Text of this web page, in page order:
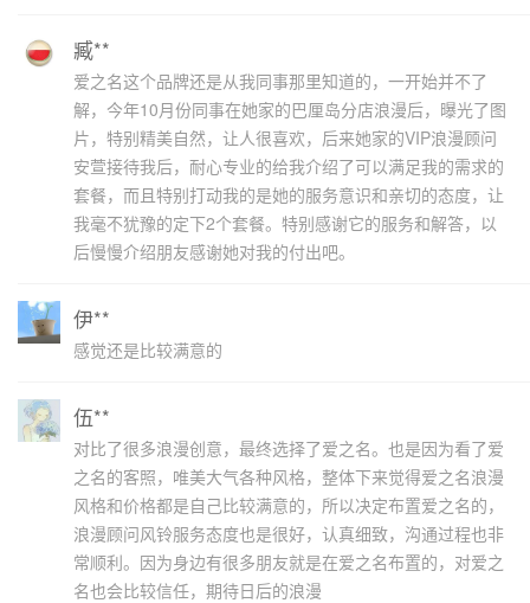
臧**
爱之名这个品牌还是从我同事那里知道的，一开始并不了
解，今年10月份同事在她家的巴厘岛分店浪漫后，曝光了图
片，特别精美自然，让人很喜欢，后来她家的VIP浪漫顾问
安萱接待我后，耐心专业的给我介绍了可以满足我的需求的
套餐，而且特别打动我的是她的服务意识和亲切的态度，让
我毫不犹豫的定下2个套餐。特别感谢它的服务和解答，以
后慢慢介绍朋友感谢她对我的付出吧。
伊**
感觉还是比较满意的
伍**
对比了很多浪漫创意，最终选择了爱之名。也是因为看了爱
之名的客照，唯美大气各种风格，整体下来觉得爱之名浪漫
风格和价格都是自己比较满意的，所以决定布置爱之名的，
浪漫顾问风铃服务态度也是很好，认真细致，沟通过程也非
常顺利。因为身边有很多朋友就是在爱之名布置的，对爱之
名也会比较信任，期待日后的浪漫